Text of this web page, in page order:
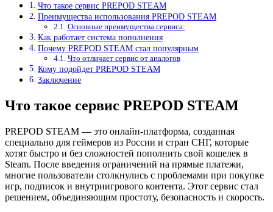
Что такое сервис PREPOD STEAM
Преимущества использования PREPOD STEAM
Основные преимущества сервиса:
Как работает система пополнения
Почему PREPOD STEAM стал популярным
Что отличает сервис от аналогов
Кому подойдет PREPOD STEAM
Заключение
Что такое сервис PREPOD STEAM
PREPOD STEAM — это онлайн-платформа, созданная
специально для геймеров из России и стран СНГ, которые
хотят быстро и без сложностей пополнить свой кошелек в
Steam. После введения ограничений на прямые платежи,
многие пользователи столкнулись с проблемами при покупке
игр, подписок и внутриигрового контента. Этот сервис стал
решением, объединяющим простоту, безопасность и скорость.